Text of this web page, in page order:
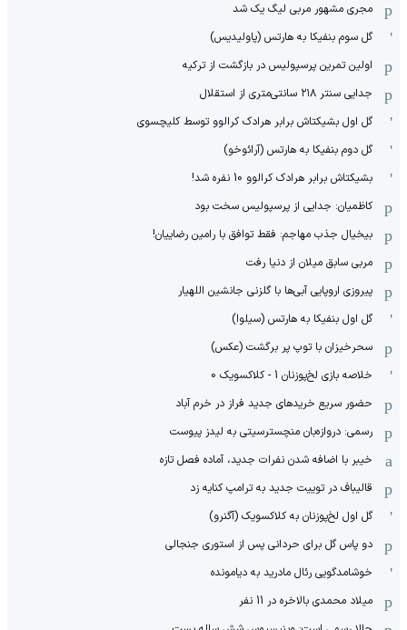
مجری مشهور مربی لیگ یک شد
گل سوم بنفیکا به هارتس (پاولیدیس)
اولین تمرین پرسپولیس در بازگشت از ترکیه
جدایی سنتر ۲۱۸ سانتی‌متری از استقلال
گل اول بشیکتاش برابر هرادک کرالوو توسط کلیچسوی
گل دوم بنفیکا به هارتس (آرائوخو)
بشیکتاش برابر هرادک کرالوو 10 نفره شد!
کاظمیان: جدایی از پرسپولیس سخت بود
بیخیال جذب مهاجم: فقط توافق با رامین رضاییان!
مربی سابق میلان از دنیا رفت
پیروزی اروپایی آبی‌ها با گلزنی جانشین اللهیار
گل اول بنفیکا به هارتس (سیلوا)
سحرخیزان با توپ پر برگشت (عکس)
خلاصه بازی لخ‌پوزنان 1 - کلاکسویک 0
حضور سریع خریدهای جدید فراز در خرم آباد
رسمی: دروازه‌بان منچسترسیتی به لیدز پیوست
خیبر با اضافه شدن نفرات جدید، آماده فصل تازه
قالیباف در توییت جدید به ترامپ کنایه زد
گل اول لخ‌پوزنان به کلاکسویک (آگنرو)
دو پاس گل برای حردانی پس از استوری جنجالی
خوشامدگویی رئال مادرید به دیامونده
میلاد محمدی بالاخره در 11 نفر